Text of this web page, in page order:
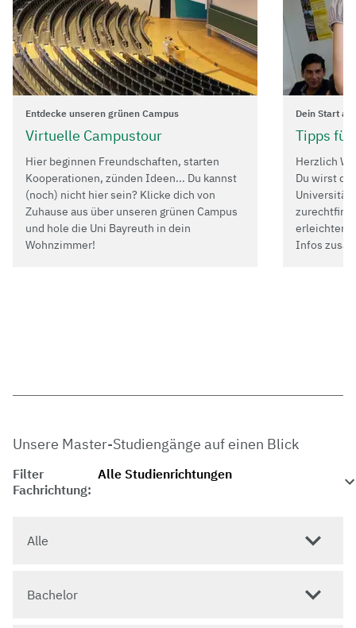
Entdecke unseren grünen Campus
Virtuelle Campustour
Hier beginnen Freundschaften, starten
Kooperationen, zünden Ideen... Du kannst
(noch) nicht hier sein? Klicke dich von
Zuhause aus über unseren grünen Campus
und hole die Uni Bayreuth in dein
Wohnzimmer!
Dein Start
Tipps
Herzlich
Du wirst
Universität
erleichtern,
Infos
Unsere Master-Studiengänge auf einen Blick
Filter
Fachrichtung:
Alle
Bachelor